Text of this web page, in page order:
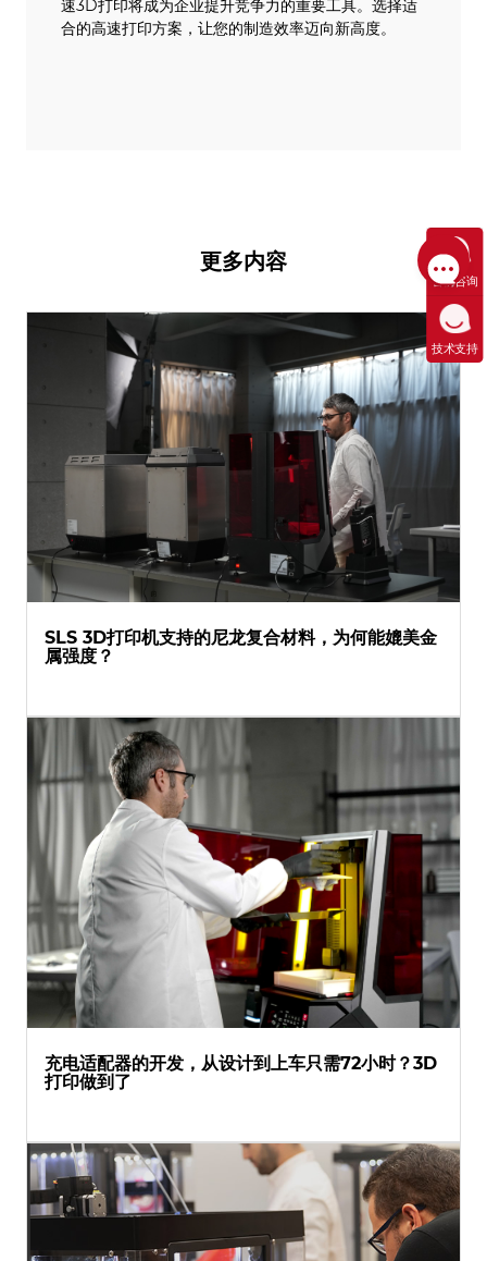
速3D打印将成为企业提升竞争力的重要工具。选择适
合的高速打印方案，让您的制造效率迈向新高度。
更多内容
SLS 3D打印机支持的尼龙复合材料，为何能媲美金
属强度？
充电适配器的开发，从设计到上车只需72小时？3D
打印做到了
售前咨询
技术支持